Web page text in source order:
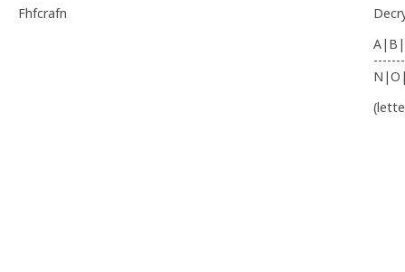
Fhfcrafn